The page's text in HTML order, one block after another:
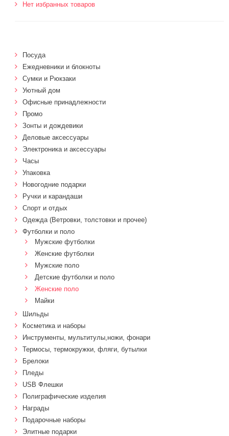
Нет избранных товаров
Посуда
Ежедневники и блокноты
Сумки и Рюкзаки
Уютный дом
Офисные принадлежности
Промо
Зонты и дождевики
Деловые аксессуары
Электроника и аксессуары
Часы
Упаковка
Новогодние подарки
Ручки и карандаши
Спорт и отдых
Одежда (Ветровки, толстовки и прочее)
Футболки и поло
Мужские футболки
Женские футболки
Мужские поло
Детские футболки и поло
Женские поло
Майки
Шильды
Косметика и наборы
Инструменты, мультитулы,ножи, фонари
Термосы, термокружки, фляги, бутылки
Брелоки
Пледы
USB Флешки
Полиграфические изделия
Награды
Подарочные наборы
Элитные подарки